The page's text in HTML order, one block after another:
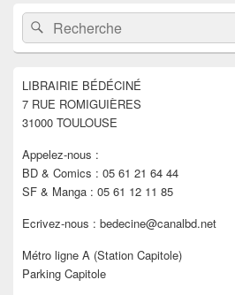
Zone
principale
de
widget
barre
latérale
Recherche :Rechercher
LIBRAIRIE BÉDÉCINÉ
7 RUE ROMIGUIÈRES
31000 TOULOUSE
Appelez-nous :
BD & Comics : 05 61 21 64 44
SF & Manga : 05 61 12 11 85
Ecrivez-nous : bedecine@canalbd.net
Métro ligne A (Station Capitole)
Parking Capitole